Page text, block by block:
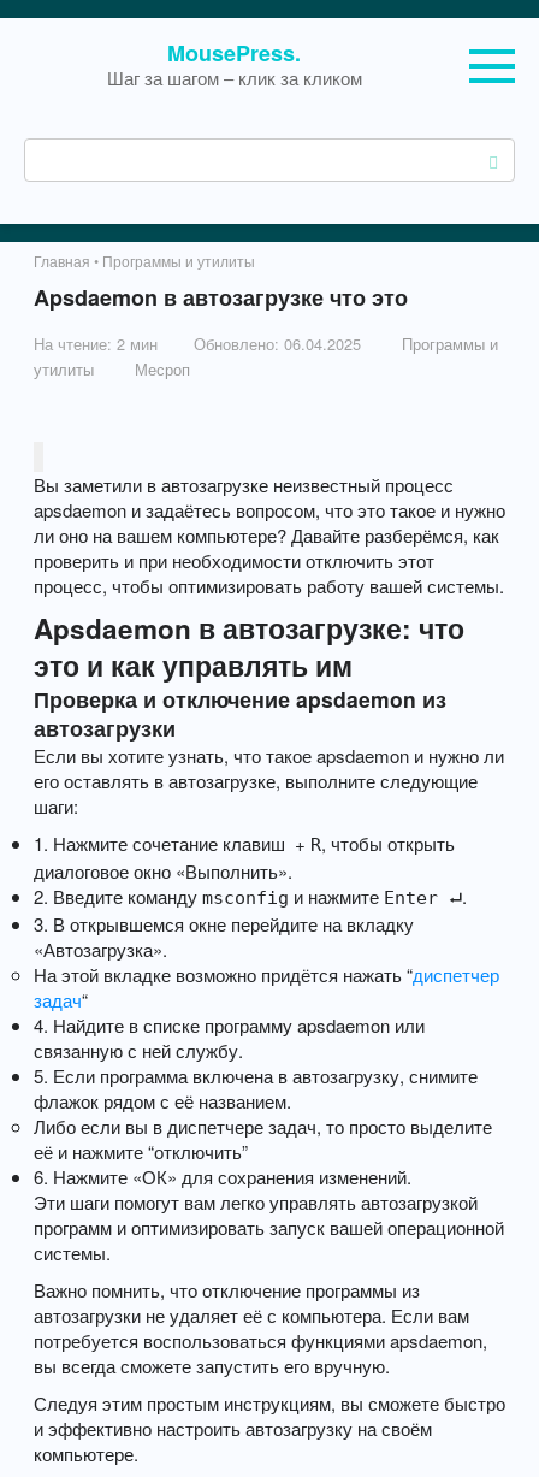
MousePress.
Шаг за шагом – клик за кликом
о
с
Главная • Программы и утилиты
Apsdaemon в автозагрузке что это
На чтение: 2 мин Обновлено: 06.04.2025
Программы и
утилиты
Месроп
Вы заметили в автозагрузке неизвестный процесс
apsdaemon и задаётесь вопросом, что это такое и нужно
ли оно на вашем компьютере? Давайте разберёмся, как
проверить и при необходимости отключить этот
процесс, чтобы оптимизировать работу вашей системы.
Apsdaemon в автозагрузке: что
это и как управлять им
Проверка и отключение apsdaemon из
автозагрузки
Если вы хотите узнать, что такое apsdaemon и нужно ли
его оставлять в автозагрузке, выполните следующие
шаги:
1. Нажмите сочетание клавиш + R, чтобы открыть
диалоговое окно «Выполнить».
2. Введите команду msconfig и нажмите Enter ⮠.
3. В открывшемся окне перейдите на вкладку
«Автозагрузка».
На этой вкладке возможно придётся нажать “диспетчер
задач“
4. Найдите в списке программу apsdaemon или
связанную с ней службу.
5. Если программа включена в автозагрузку, снимите
флажок рядом с её названием.
Либо если вы в диспетчере задач, то просто выделите
её и нажмите “отключить”
6. Нажмите «ОК» для сохранения изменений.
Эти шаги помогут вам легко управлять автозагрузкой
программ и оптимизировать запуск вашей операционной
системы.
Важно помнить, что отключение программы из
автозагрузки не удаляет её с компьютера. Если вам
потребуется воспользоваться функциями apsdaemon,
вы всегда сможете запустить его вручную.
Следуя этим простым инструкциям, вы сможете быстро
и эффективно настроить автозагрузку на своём
компьютере.